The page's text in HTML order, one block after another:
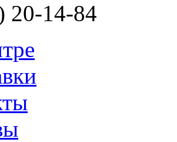
20-14-84